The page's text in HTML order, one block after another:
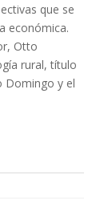
que se
económica.
Otto
rural, título
Domingo y el